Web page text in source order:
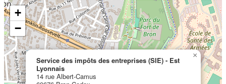
Service des impôts des entreprises (SIE) - Est
Lyonnais
14 rue Albert-Camus
×
+
−